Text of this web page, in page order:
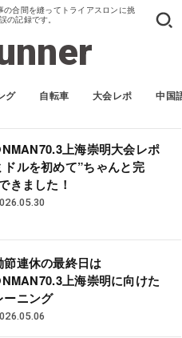
合間を縫ってトライアスロンに挑
の記録です。
グ 自転車 大会レポ 中国
上海崇明大会レポ
ドルを初めて”ちゃんと完
きました！
節連休の最終日は
上海崇明に向けた
ーニング